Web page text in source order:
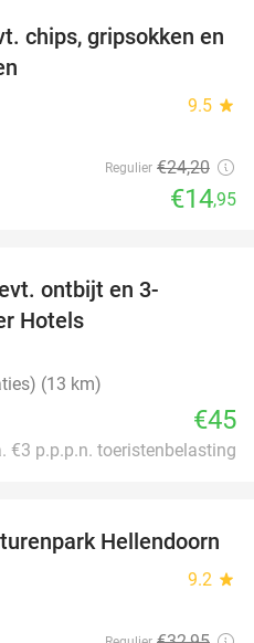
38%
chips, gripsokken en
9.5 star
Regulier €24,20
€14,95
ontbijt en 3-
Hotels
(13 km)
€45
€3 p.p.p.n. toeristenbelasting
41%
Hellendoorn
9.2 star